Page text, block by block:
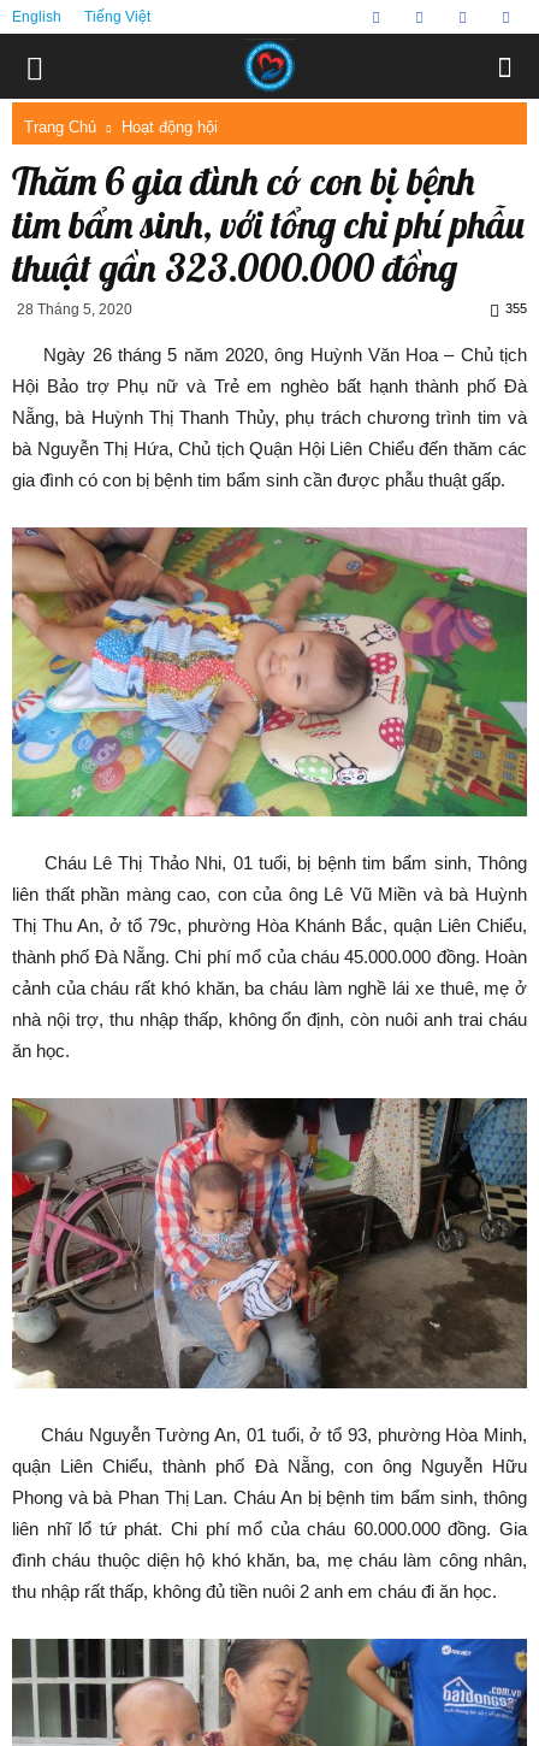
English Tiếng Việt
Trang Chủ Hoạt động hội
Thăm 6 gia đình có con bị bệnh
tim bẩm sinh, với tổng chi phí phẫu
thuật gần 323.000.000 đồng
28 Tháng 5, 2020 355
Ngày 26 tháng 5 năm 2020, ông Huỳnh Văn Hoa – Chủ tịch
Hội Bảo trợ Phụ nữ và Trẻ em nghèo bất hạnh thành phố Đà
Nẵng, bà Huỳnh Thị Thanh Thủy, phụ trách chương trình tim và
bà Nguyễn Thị Hứa, Chủ tịch Quận Hội Liên Chiểu đến thăm các
gia đình có con bị bệnh tim bẩm sinh cần được phẫu thuật gấp.
Cháu Lê Thị Thảo Nhi, 01 tuổi, bị bệnh tim bẩm sinh, Thông
liên thất phần màng cao, con của ông Lê Vũ Miền và bà Huỳnh
Thị Thu An, ở tổ 79c, phường Hòa Khánh Bắc, quận Liên Chiểu,
thành phố Đà Nẵng. Chi phí mổ của cháu 45.000.000 đồng. Hoàn
cảnh của cháu rất khó khăn, ba cháu làm nghề lái xe thuê, mẹ ở
nhà nội trợ, thu nhập thấp, không ổn định, còn nuôi anh trai cháu
ăn học.
Cháu Nguyễn Tường An, 01 tuổi, ở tổ 93, phường Hòa Minh,
quận Liên Chiểu, thành phố Đà Nẵng, con ông Nguyễn Hữu
Phong và bà Phan Thị Lan. Cháu An bị bệnh tim bẩm sinh, thông
liên nhĩ lổ tứ phát. Chi phí mổ của cháu 60.000.000 đồng. Gia
đình cháu thuộc diện hộ khó khăn, ba, mẹ cháu làm công nhân,
thu nhập rất thấp, không đủ tiền nuôi 2 anh em cháu đi ăn học.